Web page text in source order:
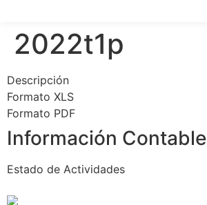
2022t1p
Descripción
Formato XLS
Formato PDF
Información Contable
Estado de Actividades